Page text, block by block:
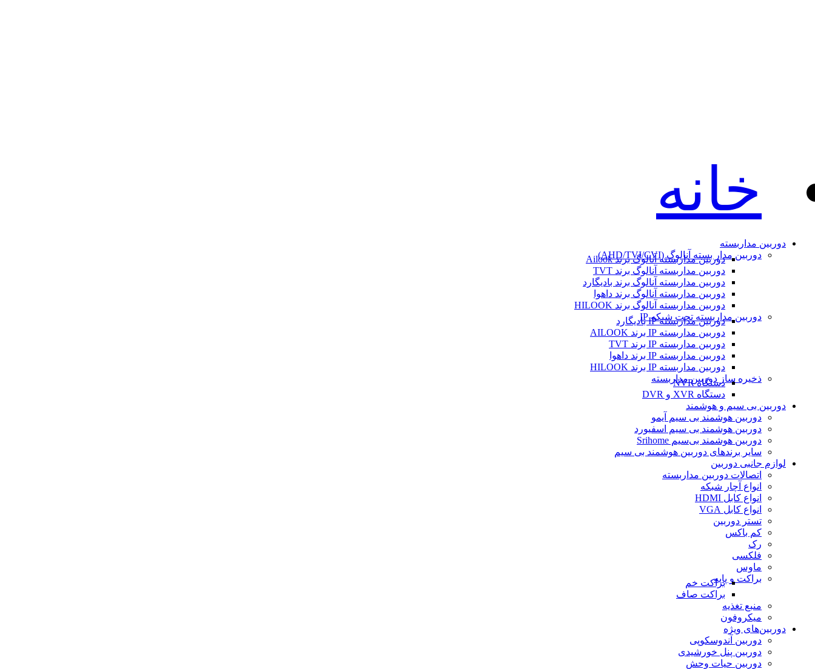
خانه
دوربین مداربسته
دوربین مدار بسته آنالوگ (AHD/TVI/CVI)
دوربین مداربسته آنالوگ برند Ailook
دوربین مداربسته آنالوگ برند TVT
دوربین مداربسته آنالوگ برند بادیگارد
دوربین مداربسته آنالوگ برند داهوا
دوربین مداربسته آنالوگ برند HILOOK
دوربین مداربسته تحت شبکه IP
دوربین مداربسته IP بادیگارد
دوربین مداربسته IP برند AILOOK
دوربین مداربسته IP برند TVT
دوربین مداربسته IP برند داهوا
دوربین مداربسته IP برند HILOOK
ذخیره ساز دوربین مداربسته
دستگاه NVR
دستگاه XVR و DVR
دوربین بی سیم و هوشمند
دوربین هوشمند بی سیم آیمو
دوربین هوشمند بی سیم اسفیورد
دوربین هوشمند بی‌سیم Srihome
سایر برندهای دوربین هوشمند بی سیم
لوازم جانبی دوربین
اتصالات دوربین مداربسته
انواع آچار شبکه
انواع کابل HDMI
انواع کابل VGA
تستر دوربین
کم باکس
رک
فلکسی
ماوس
براکت و پایهبراکت خم
براکت صاف
منبع تغذیه
میکروفون
دوربین‌های ویژه
دوربین آندوسکوپی
دوربین پنل خورشیدی
دوربین حیات وحش